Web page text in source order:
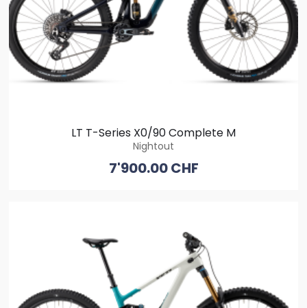
LT T-Series X0/90 Complete M
Nightout
7'900.00 CHF